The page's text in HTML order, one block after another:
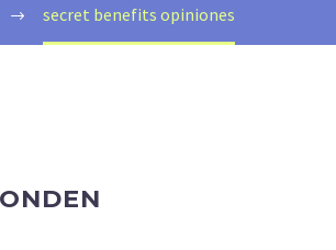
secret benefits opiniones